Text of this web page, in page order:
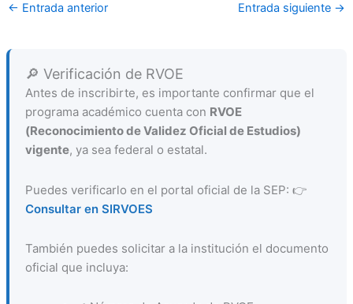
← Entrada anterior Entrada siguiente →
🔎 Verificación de RVOE
Antes de inscribirte, es importante confirmar que el
programa académico cuenta con RVOE
(Reconocimiento de Validez Oficial de Estudios)
vigente, ya sea federal o estatal.
Puedes verificarlo en el portal oficial de la SEP: 👉
Consultar en SIRVOES
También puedes solicitar a la institución el documento
oficial que incluya: